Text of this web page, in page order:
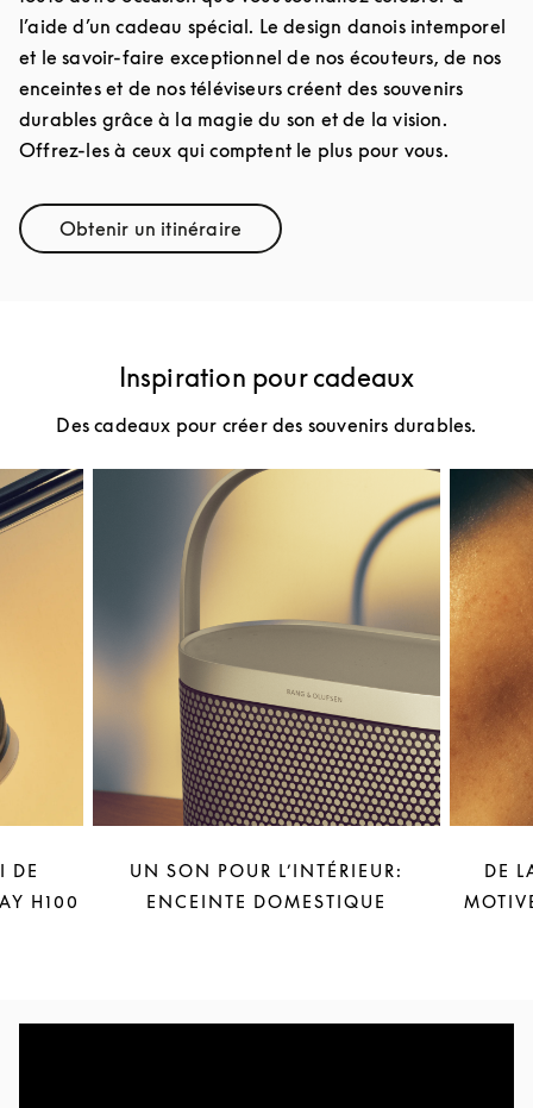
l’aide d’un cadeau spécial. Le design danois intemporel
et le savoir-faire exceptionnel de nos écouteurs, de nos
enceintes et de nos téléviseurs créent des souvenirs
durables grâce à la magie du son et de la vision.
Offrez-les à ceux qui comptent le plus pour vous.
Obtenir un itinéraireLink Opens in New Tab
Inspiration pour cadeaux
Des cadeaux pour créer des souvenirs durables.
DE
H100
UN SON POUR L’INTÉRIEUR:
ENCEINTE DOMESTIQUE
DE